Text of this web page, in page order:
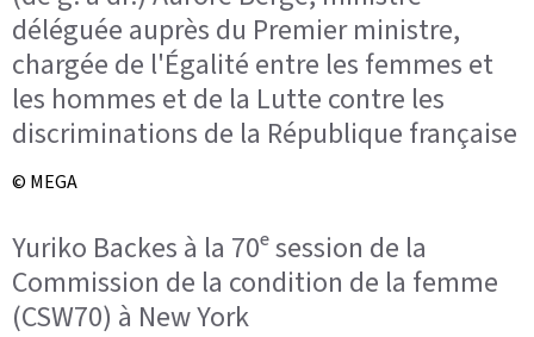
déléguée auprès du Premier ministre,
chargée de l'Égalité entre les femmes et
les hommes et de la Lutte contre les
discriminations de la République française
© MEGA
Yuriko Backes à la 70ᵉ session de la
Commission de la condition de la femme
(CSW70) à New York